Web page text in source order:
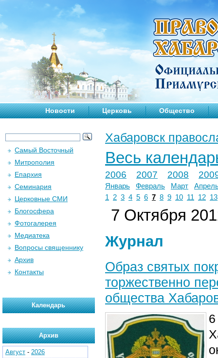
Новости Церковь Общество
Хабаровск
Весь
2006 2007 2008
Январь Февраль Март
1
2 3 4 5 6 7 8 9 10 11 12 13
7 Октября
Журнал
Образ святых
торжественно
общества
Самый Восточный
Митрополия
Епархия
Семинария
Церковные СМИ
Блогосфера
Фотогалерея
Медиатека
Вопросы священнику
Архив
Контакты
Календарь
Архив
Август - 2026